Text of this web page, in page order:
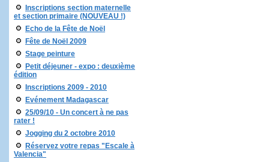
Inscriptions section maternelle
et section primaire (NOUVEAU !)
Echo de la Fête de Noël
Fête de Noël 2009
Stage peinture
Petit déjeuner - expo : deuxième
édition
Inscriptions 2009 - 2010
Evénement Madagascar
25/09/10 - Un concert à ne pas
rater !
Jogging du 2 octobre 2010
Réservez votre repas "Escale à
Valencia"